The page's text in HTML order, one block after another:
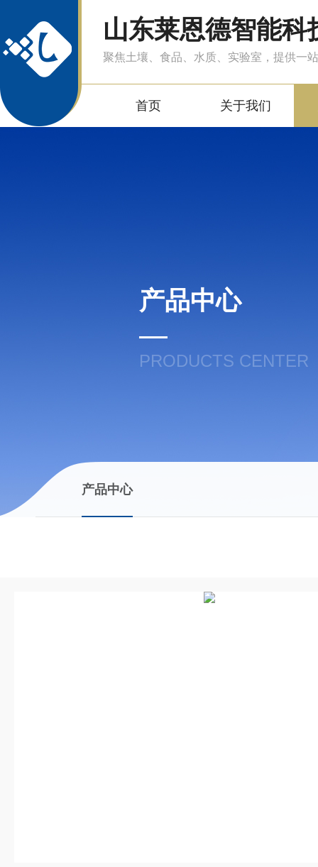
山东莱恩德智能科
聚焦土壤、食品、水质、实验室，提供一
首页 关于我们
产品中心
PRODUCTS CENTER
产品中心